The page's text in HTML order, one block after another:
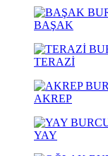
BAŞAK
TERAZİ
AKREP
YAY